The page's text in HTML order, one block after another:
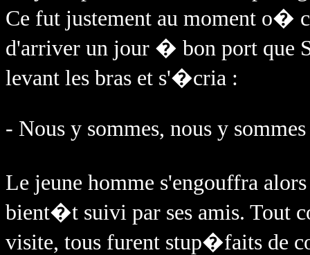
Ce fut justement au moment
d'arriver un jour � bon port que
levant les bras et s'�cria :
- Nous y sommes, nous y
Le jeune homme s'engouffra
bient�t suivi par ses amis. Tout
visite, tous furent stup�faits de